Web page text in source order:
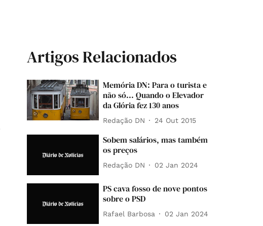
Artigos Relacionados
Memória DN: Para o turista e
não só... Quando o Elevador
da Glória fez 130 anos
Redação DN 24 Out 2015
Sobem salários, mas também
os preços
Redação DN 02 Jan 2024
PS cava fosso de nove pontos
sobre o PSD
Rafael Barbosa 02 Jan 2024